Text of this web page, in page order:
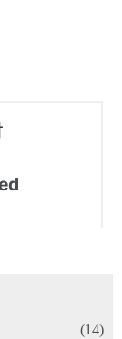
(14)